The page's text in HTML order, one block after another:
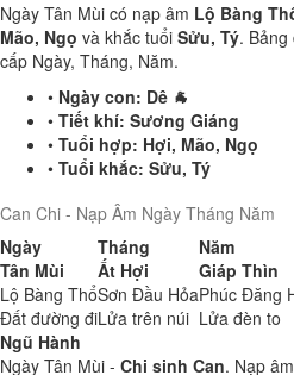
Ngày Tân Mùi có nạp âm Lộ Bàng
Mão, Ngọ và khắc tuổi Sửu, Tý.
cấp Ngày, Tháng, Năm.
• Ngày con: Dê 🐐
• Tiết khí: Sương Giáng
• Tuổi hợp: Hợi, Mão, Ngọ
• Tuổi khắc: Sửu, Tý
Can Chi - Nạp Âm Ngày Tháng Năm
Ngày
Tháng
Năm
Tân Mùi
Ất Hợi
Giáp Thìn
Lộ Bàng ThổSơn Đầu HỏaPhúc Đăng
Đất đường điLửa trên núi Lửa đèn to
Ngũ Hành
Ngày Tân Mùi - Chi sinh Can. Nạp